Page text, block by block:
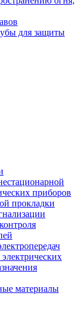
для защиты
приборов
прокладки
материалы